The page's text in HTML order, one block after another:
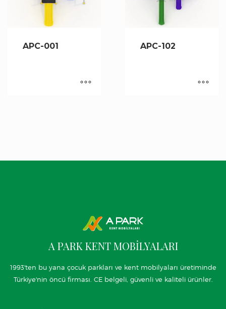
APC-001 APC-102
A PARK KENT MOBİLYALARI
1993'ten bu yana çocuk parkları ve kent mobilyaları üretiminde
Türkiye'nin öncü firması. CE belgeli, güvenli ve kaliteli ürünler.